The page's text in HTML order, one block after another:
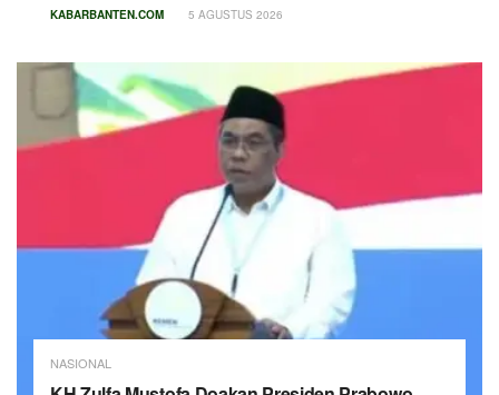
KABARBANTEN.COM 5 AGUSTUS 2026
NASIONAL